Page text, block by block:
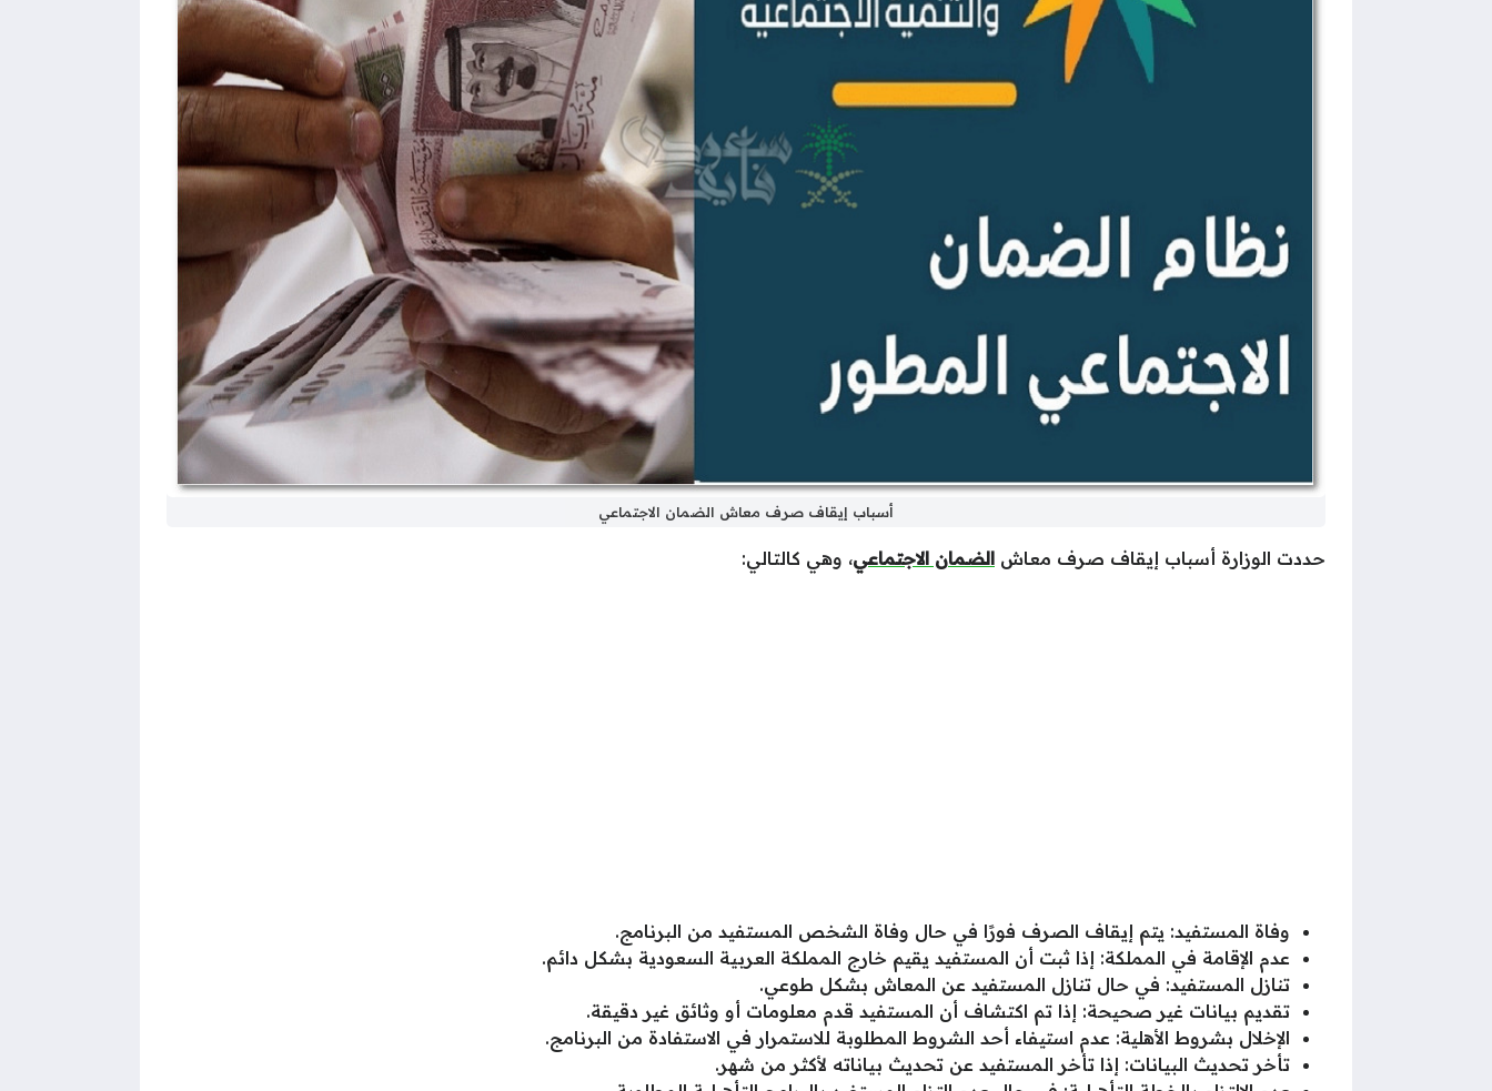
أسباب إيقاف صرف معاش الضمان الاجتماعي
حددت الوزارة أسباب إيقاف صرف معاش الضمان الاجتماعي، وهي كالتالي:
وفاة المستفيد: يتم إيقاف الصرف فورًا في حال وفاة الشخص المستفيد من البرنامج.
عدم الإقامة في المملكة: إذا ثبت أن المستفيد يقيم خارج المملكة العربية السعودية بشكل دائم.
تنازل المستفيد: في حال تنازل المستفيد عن المعاش بشكل طوعي.
تقديم بيانات غير صحيحة: إذا تم اكتشاف أن المستفيد قدم معلومات أو وثائق غير دقيقة.
الإخلال بشروط الأهلية: عدم استيفاء أحد الشروط المطلوبة للاستمرار في الاستفادة من البرنامج.
تأخر تحديث البيانات: إذا تأخر المستفيد عن تحديث بياناته لأكثر من شهر.